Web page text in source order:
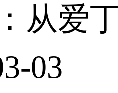
从爱
03